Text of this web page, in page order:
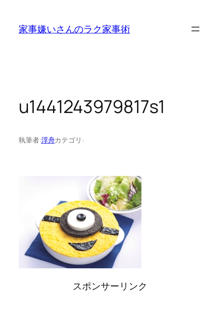
家事嫌いさんのラク家事術
u1441243979817s1
執筆者:浮舟カテゴリ:
スポンサーリンク